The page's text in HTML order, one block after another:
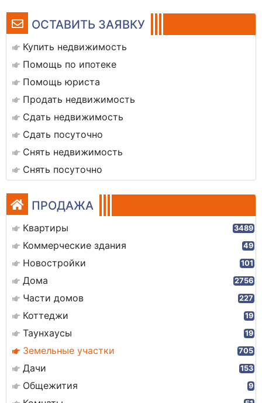
ОСТАВИТЬ ЗАЯВКУ
Купить недвижимость
Помощь по ипотеке
Помощь юриста
Продать недвижимость
Сдать недвижимость
Сдать посуточно
Снять недвижимость
Снять посуточно
ПРОДАЖА
Квартиры 3489
Коммерческие здания 49
Новостройки 101
Дома 2756
Части домов 227
Коттеджи 19
Таунхаусы 19
Земельные участки 705
Дачи 153
Общежития 9